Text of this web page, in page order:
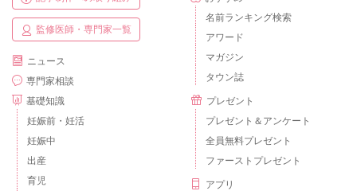
監修医師・専門家一覧
ニュース
専門家相談
基礎知識
妊娠前・妊活
妊娠中
出産
育児
名前ランキング検索
アワード
マガジン
タウン誌
プレゼント
プレゼント＆アンケート
全員無料プレゼント
ファーストプレゼント
アプリ